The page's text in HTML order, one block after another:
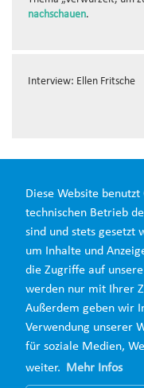
Diese Website
technischen Betrieb
sind und stets gesetzt
um Inhalte und
die Zugriffe auf
werden nur mit Ihrer
Außerdem geben wir
Verwendung unserer
für soziale Medien,
weiter. Mehr Infos
nachschauen.
Interview: Ellen Fritsche